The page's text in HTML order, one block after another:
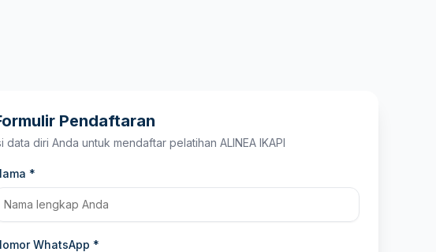
Pendaftaran
data diri Anda untuk mendaftar pelatihan ALINEA IKAPI
*
WhatsApp *